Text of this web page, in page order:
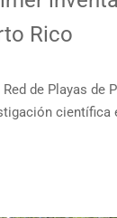
Rico
de Playas de
científica